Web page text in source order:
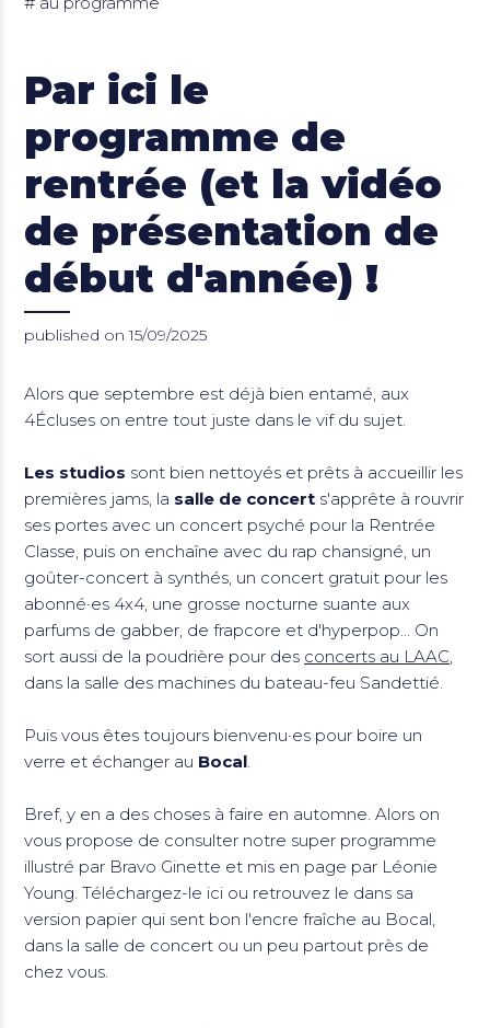
Par ici le
programme de
rentrée (et la vidéo
de présentation de
début d'année) !
published on 15/09/2025
Alors que septembre est déjà bien entamé, aux
4Écluses on entre tout juste dans le vif du sujet.
Les studios sont bien nettoyés et prêts à accueillir les
premières jams, la salle de concert s'apprête à rouvrir
ses portes avec un concert psyché pour la Rentrée
Classe, puis on enchaîne avec du rap chansigné, un
goûter-concert à synthés, un concert gratuit pour les
abonné·es 4x4, une grosse nocturne suante aux
parfums de gabber, de frapcore et d'hyperpop... On
sort aussi de la poudrière pour des concerts au LAAC,
dans la salle des machines du bateau-feu Sandettié.
Puis vous êtes toujours bienvenu·es pour boire un
verre et échanger au Bocal.
Bref, y en a des choses à faire en automne. Alors on
vous propose de consulter notre super programme
illustré par Bravo Ginette et mis en page par Léonie
Young. Téléchargez-le ici ou retrouvez le dans sa
version papier qui sent bon l'encre fraîche au Bocal,
dans la salle de concert ou un peu partout près de
chez vous.